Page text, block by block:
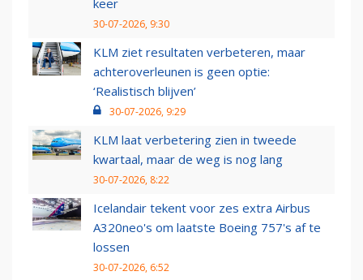
30-07-2026, 9:30
KLM ziet resultaten verbeteren, maar
achteroverleunen is geen optie:
‘Realistisch blijven’
30-07-2026, 9:29
KLM laat verbetering zien in tweede
kwartaal, maar de weg is nog lang
30-07-2026, 8:22
Icelandair tekent voor zes extra Airbus
A320neo's om laatste Boeing 757's af te
lossen
30-07-2026, 6:52